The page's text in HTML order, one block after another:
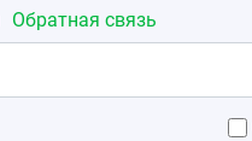
Обратная связь